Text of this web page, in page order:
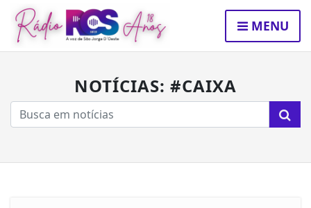
MENU
NOTÍCIAS: #CAIXA